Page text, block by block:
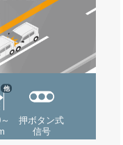
他
押ボタン式
信号